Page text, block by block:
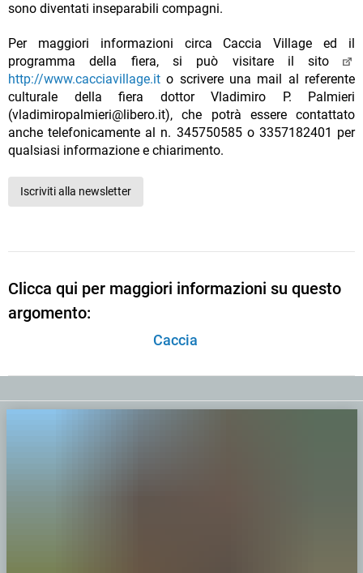
sono diventati inseparabili compagni.
Per maggiori informazioni circa Caccia Village ed il
programma della fiera, si può visitare il sito
http://www.cacciavillage.it o scrivere una mail al referente
culturale della fiera dottor Vladimiro P. Palmieri
(vladimiropalmieri@libero.it), che potrà essere contattato
anche telefonicamente al n. 345750585 o 3357182401 per
qualsiasi informazione e chiarimento.
Iscriviti alla newsletter
Clicca qui per maggiori informazioni su questo
argomento:
Caccia